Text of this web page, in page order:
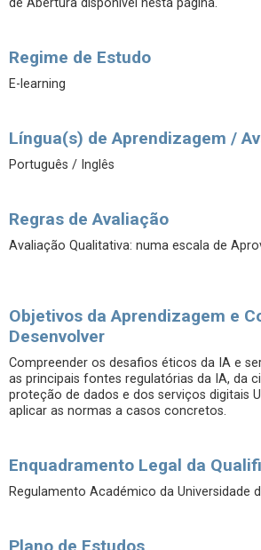
de Abertura disponível nesta página.
Regime de Estudo
E-learning
Língua(s) de Aprendizagem /
Português / Inglês
Regras de Avaliação
Avaliação Qualitativa: numa escala de
Objetivos da Aprendizagem e
Desenvolver
Compreender os desafios éticos da IA e
as principais fontes regulatórias da IA, da
proteção de dados e dos serviços digitais
aplicar as normas a casos concretos.
Enquadramento Legal da
Regulamento Académico da Universidade